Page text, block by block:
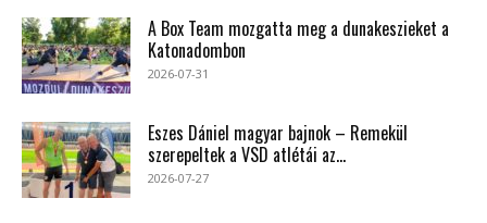
A Box Team mozgatta meg a dunakeszieket a
Katonadombon
2026-07-31
Eszes Dániel magyar bajnok – Remekül
szerepeltek a VSD atlétái az...
2026-07-27